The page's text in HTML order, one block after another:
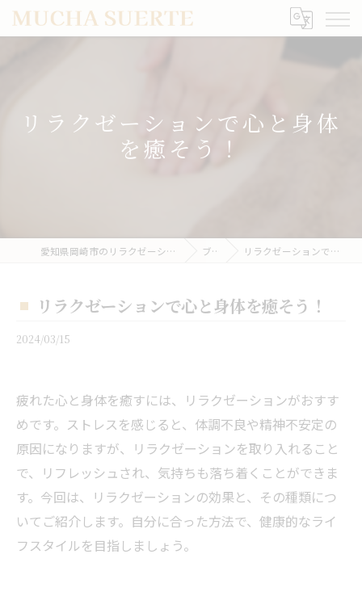
リラクゼーションで心と身体
を癒そう！
愛知県岡崎市のリラクゼーションならMUCHA SUERTE ブログ リラクゼーションで心と身体を癒そう！
リラクゼーションで心と身体を癒そう！
2024/03/15
疲れた心と身体を癒すには、リラクゼーションがおすす
めです。ストレスを感じると、体調不良や精神不安定の
原因になりますが、リラクゼーションを取り入れること
で、リフレッシュされ、気持ちも落ち着くことができま
す。今回は、リラクゼーションの効果と、その種類につ
いてご紹介します。自分に合った方法で、健康的なライ
フスタイルを目指しましょう。